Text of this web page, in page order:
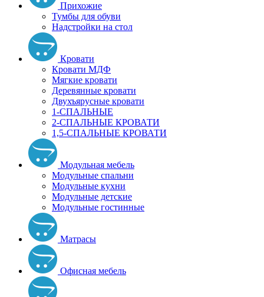
Прихожие
Тумбы для обуви
Надстройки на стол
Кровати
Кровати МДФ
Мягкие кровати
Деревянные кровати
Двухъярусные кровати
1-СПАЛЬНЫЕ
2-СПАЛЬНЫЕ КРОВАТИ
1,5-СПАЛЬНЫЕ КРОВАТИ
Модульная мебель
Модульные спальни
Модульные кухни
Модульные детские
Модульные гостинные
Матрасы
Офисная мебель